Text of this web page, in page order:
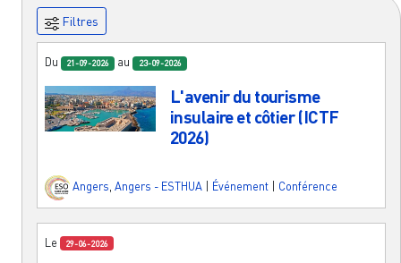
Filtres
Du 21-09-2026 au 23-09-2026
L'avenir du tourisme
insulaire et côtier (ICTF
2026)
Angers Angers - ESTHUA Événement Conférence
Le 29-06-2026